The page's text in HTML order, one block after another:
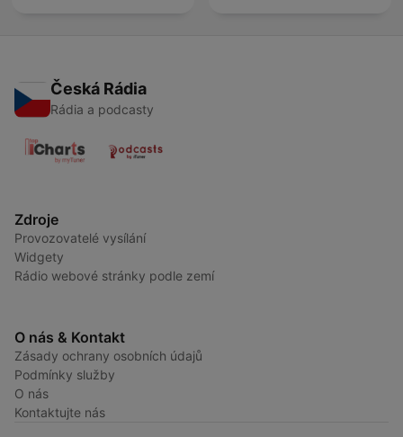
Česká Rádia
Rádia a podcasty
Zdroje
Provozovatelé vysílání
Widgety
Rádio webové stránky podle zemí
O nás & Kontakt
Zásady ochrany osobních údajů
Podmínky služby
O nás
Kontaktujte nás